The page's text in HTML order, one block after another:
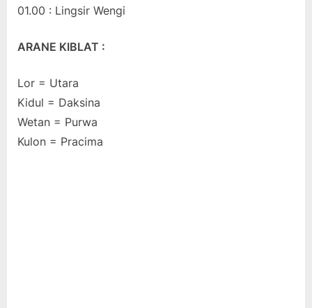
01.00 : Lingsir Wengi
ARANE KIBLAT :
Lor = Utara
Kidul = Daksina
Wetan = Purwa
Kulon = Pracima